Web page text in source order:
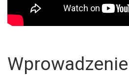
Wprowadzenie